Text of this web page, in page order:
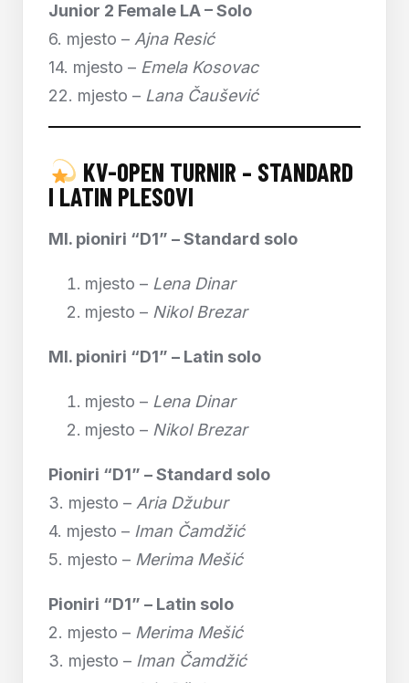
Junior 2 Female LA – Solo
6. mjesto – Ajna Resić
14. mjesto – Emela Kosovac
22. mjesto – Lana Čaušević
KV-OPEN TURNIR – STANDARD
I LATIN PLESOVI
Ml. pioniri “D1” – Standard solo
mjesto – Lena Dinar
mjesto – Nikol Brezar
Ml. pioniri “D1” – Latin solo
mjesto – Lena Dinar
mjesto – Nikol Brezar
Pioniri “D1” – Standard solo
3. mjesto – Aria Džubur
4. mjesto – Iman Čamdžić
5. mjesto – Merima Mešić
Pioniri “D1” – Latin solo
2. mjesto – Merima Mešić
3. mjesto – Iman Čamdžić